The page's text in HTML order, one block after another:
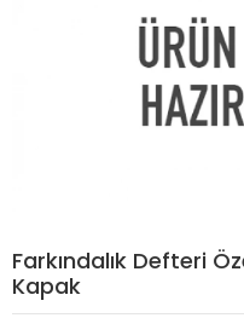
Farkındalık Defteri
Kapak